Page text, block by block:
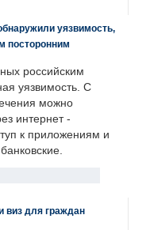
уязвимость,
посторонним
российским
уязвимость. С
можно
интернет -
к приложениям и
виз для граждан